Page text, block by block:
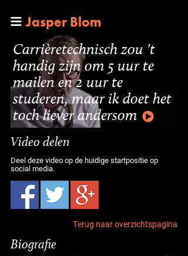
Jasper Blom
Carrièretechnisch zou 't
handig zijn om 5 uur te
mailen en 2 uur te
studeren, maar ik doet het
toch liever andersom
Video delen
Deel deze video op de huidige startpositie op
social media.
Terug naar overzichtspagina
Biografie